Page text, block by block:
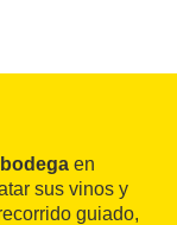
en
sus vinos y
guiado,